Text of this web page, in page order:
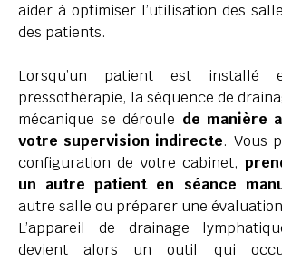
aider à optimiser l’utilisation des
des patients.
Lorsqu’un patient est installé
pressothérapie, la séquence de
mécanique se déroule de manière
votre supervision indirecte. Vous
configuration de votre cabinet,
un autre patient en séance
autre salle ou préparer une
L’appareil de drainage
devient alors un outil qui